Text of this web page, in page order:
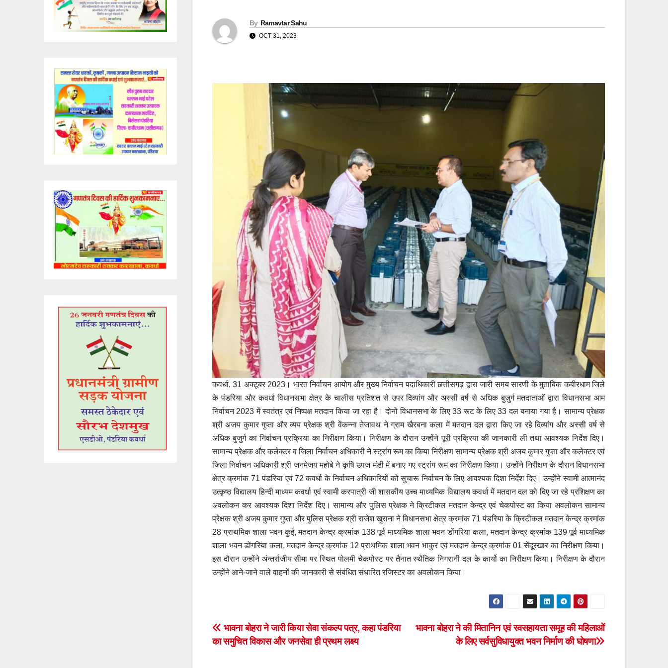
By Ramavtar Sahu
OCT 31, 2023
कवर्धा, 31 अक्टूबर 2023। भारत निर्वाचन आयोग और मुख्य निर्वाचन पदाधिकारी छत्तीसगढ़ द्वारा जारी समय सारणी के मुताबिक कबीरधाम जिले
के पंडरिया और कवर्धा विधानसभा क्षेत्र के चालीस प्रतिशत से उपर दिव्यांग और अस्सी वर्ष से अधिक बुजुर्ग मतदाताओं द्वारा विधानसभा आम
निर्वाचन 2023 में स्वतंत्र एवं निष्पक्ष मतदान किया जा रहा है। दोनो विधानसभा के लिए 33 रूट के लिए 33 दल बनाया गया है। सामान्य प्रेक्षक
श्री अजय कुमार गुप्ता और व्यय प्रेक्षक श्री वेंकन्ना तेजावथ ने ग्राम खैरबना कला में मतदान दल द्वारा किए जा रहे दिव्यांग और अस्सी वर्ष से
अधिक बुजुर्ग का निर्वाचन प्रक्रिया का निरीक्षण किया। निरीक्षण के दौरान उन्होंने पूरी प्रक्रिया की जानकारी ली तथा आवश्यक निर्देश दिए।
सामान्य प्रेक्षक और कलेक्टर व जिला निर्वाचन अधिकारी ने स्ट्रांग रूम का किया निरीक्षण सामान्य प्रेक्षक श्री अजय कुमार गुप्ता और कलेक्टर एवं
जिला निर्वाचन अधिकारी श्री जनमेजय महोबे ने कृषि उपज मंडी में बनाए गए स्ट्रांग रूम का निरीक्षण किया। उन्होंने निरीक्षण के दौरान विधानसभा
क्षेत्र क्रमांक 71 पंडरिया एवं 72 कवर्धा के निर्वाचन अधिकारियों को सुचारू निर्वाचन के लिए आवश्यक दिशा निर्देश दिए। उन्होंने स्वामी आत्मानंद
उत्कृष्ठ विद्यालय हिन्दी माध्यम कवर्धा एवं स्वामी करपात्री जी शासकीय उच्च माध्यमिक विद्यालय कवर्धा में मतदान दल को दिए जा रहे प्रशिक्षण का
अवलोकन कर आवश्यक दिशा निर्देश दिए। सामान्य और पुलिस प्रेक्षक ने क्रिटीकल मतदान केन्द्र एवं चेकपोस्ट का किया अवलोकन सामान्य
प्रेक्षक श्री अजय कुमार गुप्ता और पुलिस प्रेक्षक श्री राजेश खुराना ने विधानसभा क्षेत्र क्रमांक 71 पंडरिया के क्रिटीकल मतदान केन्द्र क्रमांक
28 प्राथमिक शाला भवन कुई, मतदान केन्द्र क्रमांक 138 पूर्व माध्यमिक शाला भवन डोंगरिया कला, मतदान केन्द्र क्रमांक 139 पूर्व माध्यमिक
शाला भवन डोंगरिया कला, मतदान केन्द्र क्रमांक 12 प्राथमिक शाला भवन भाकुर एवं मतदान केन्द्र क्रमांक 01 सेंदूरखार का निरीक्षण किया।
इस दौरान उन्होंने अंन्तर्राजीय सीमा पर स्थित पोलमी चेकपोस्ट पर तैनात स्थैतिक निगरानी दल के कार्यो का निरीक्षण किया। निरीक्षण के दौरान
उन्होंने आने-जाने वाले वाहनों की जानकारी से संबंधित संधारित रजिस्टर का अवलोकन किया।
Post
navigation
भावना बोहरा ने की मितानिन एवं स्वसहायता समूह की महिलाओं
के लिए सर्वसुविधायुक्त भवन निर्माण की घोषणा
भावना बोहरा ने जारी किया सेवा संकल्प पत्र, कहा पंडरिया
का समुचित विकास और जनसेवा ही प्रथम लक्ष्य